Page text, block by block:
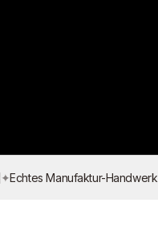
✦Echtes Manufaktur-Handwerk